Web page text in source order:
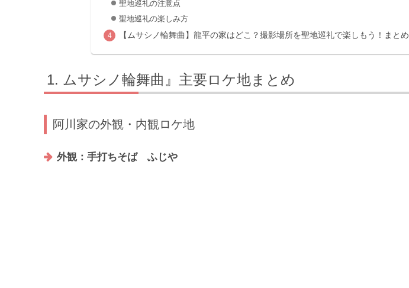
聖地巡礼の注意点
聖地巡礼の楽しみ方
【ムサシノ輪舞曲】龍平の家はどこ？撮影場所を聖地巡礼で楽しもう！まとめ
ムサシノ輪舞曲』主要ロケ地まとめ
阿川家の外観・内観ロケ地
外観：手打ちそば ふじや